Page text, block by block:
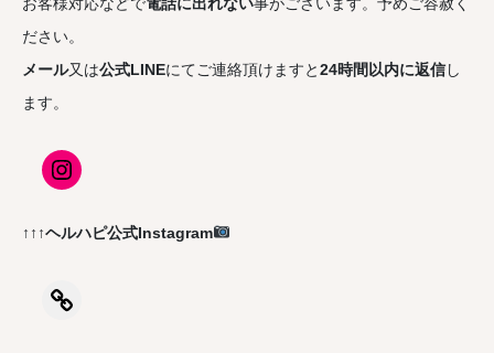
ださい。
メール又は公式LINEにてご連絡頂けますと24時間以内に返信し
ます。
↑↑↑ヘルハピ公式Instagram